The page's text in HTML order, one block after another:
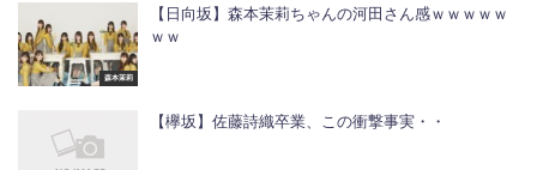
森本茉莉
【日向坂】森本茉莉ちゃんの河田さん感ｗｗｗｗｗ
ｗｗ
【欅坂】佐藤詩織卒業、この衝撃事実・・